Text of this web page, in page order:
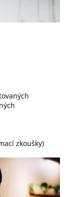
zkoušky)